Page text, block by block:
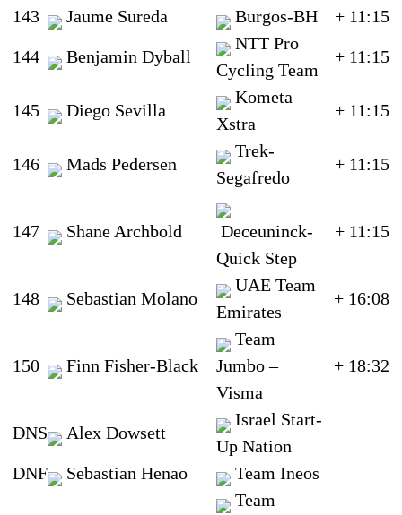
143 Jaume Sureda Burgos-BH + 11:15
144 Benjamin Dyball
NTT Pro
Cycling Team
+ 11:15
145 Diego Sevilla
Kometa –
Xstra
+ 11:15
146 Mads Pedersen
Trek-
Segafredo
+ 11:15
147 Shane Archbold
Deceuninck-
Quick Step
+ 11:15
148 Sebastian Molano
UAE Team
Emirates
+ 16:08
150 Finn Fisher-Black
Team
Jumbo –
Visma
+ 18:32
DNS Alex Dowsett
Israel Start-
Up Nation
DNF
Sebastian Henao Team Ineos
Team